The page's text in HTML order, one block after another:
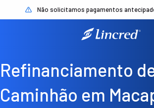
Não solicitamos pagamentos
Refinanciamento
Caminhão em